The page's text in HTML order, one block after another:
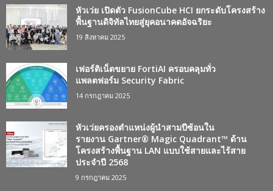
หัวเว่ย เปิดตัว FusionCube HCI ยกระดับโครงสร้าง
พื้นฐานดิจิทัลไทยสู่ยุคอนาคตอัจฉริยะ
19 สิงหาคม 2025
เฟอร์ติเน็ตขยาย FortiAI ครอบคลุมทั่ว
แพลตฟอร์ม Security Fabric
14 กรกฎาคม 2025
หัวเว่ยครองตำแหน่งผู้นำสามปีซ้อนใน
รายงาน Gartner® Magic Quadrant™ ด้าน
โครงสร้างพื้นฐาน LAN แบบใช้สายและไร้สาย
ประจำปี 2568
9 กรกฎาคม 2025